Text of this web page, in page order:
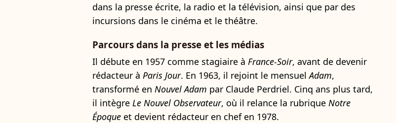
dans la presse écrite, la radio et la télévision, ainsi que par des
incursions dans le cinéma et le théâtre.
Parcours dans la presse et les médias
Il débute en 1957 comme stagiaire à France-Soir, avant de devenir
rédacteur à Paris Jour. En 1963, il rejoint le mensuelAdam,
transformé en Nouvel Adam par Claude Perdriel. Cinq ans plus tard,
il intègre Le Nouvel Observateur, où il relance la rubrique Notre
Époque et devient rédacteur en chef en 1978.